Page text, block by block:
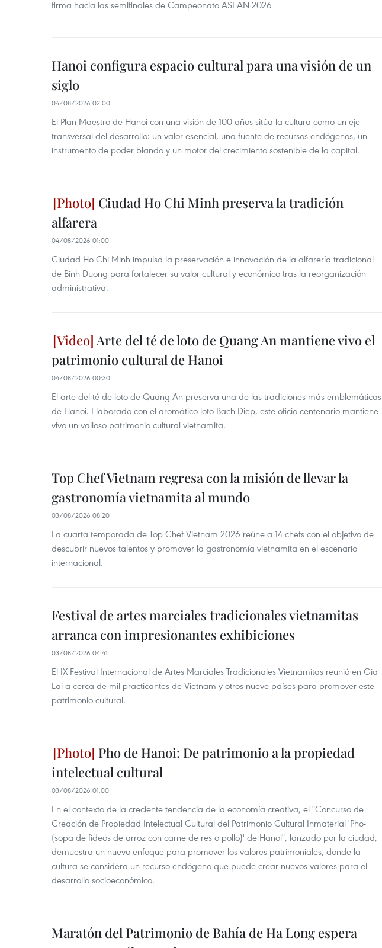
firma hacia las semifinales de Campeonato ASEAN 2026
Hanoi configura espacio cultural para una visión de un
siglo
04/08/2026 02:00
El Plan Maestro de Hanoi con una visión de 100 años sitúa la cultura como un eje
transversal del desarrollo: un valor esencial, una fuente de recursos endógenos, un
instrumento de poder blando y un motor del crecimiento sostenible de la capital.
Ciudad Ho Chi Minh preserva la tradición
alfarera
04/08/2026 01:00
Ciudad Ho Chi Minh impulsa la preservación e innovación de la alfarería tradicional
de Binh Duong para fortalecer su valor cultural y económico tras la reorganización
administrativa.
Arte del té de loto de Quang An mantiene vivo el
patrimonio cultural de Hanoi
04/08/2026 00:30
El arte del té de loto de Quang An preserva una de las tradiciones más emblemáticas
de Hanoi. Elaborado con el aromático loto Bach Diep, este oficio centenario mantiene
vivo un valioso patrimonio cultural vietnamita.
Top Chef Vietnam regresa con la misión de llevar la
gastronomía vietnamita al mundo
03/08/2026 08:20
La cuarta temporada de Top Chef Vietnam 2026 reúne a 14 chefs con el objetivo de
descubrir nuevos talentos y promover la gastronomía vietnamita en el escenario
internacional.
Festival de artes marciales tradicionales vietnamitas
arranca con impresionantes exhibiciones
03/08/2026 04:41
El IX Festival Internacional de Artes Marciales Tradicionales Vietnamitas reunió en Gia
Lai a cerca de mil practicantes de Vietnam y otros nueve países para promover este
patrimonio cultural.
Pho de Hanoi: De patrimonio a la propiedad
intelectual cultural
03/08/2026 01:00
En el contexto de la creciente tendencia de la economía creativa, el "Concurso de
Creación de Propiedad Intelectual Cultural del Patrimonio Cultural Inmaterial 'Pho-
(sopa de fideos de arroz con carne de res o pollo)' de Hanoi", lanzado por la ciudad,
demuestra un nuevo enfoque para promover los valores patrimoniales, donde la
cultura se considera un recurso endógeno que puede crear nuevos valores para el
desarrollo socioeconómico.
Maratón del Patrimonio de Bahía de Ha Long espera